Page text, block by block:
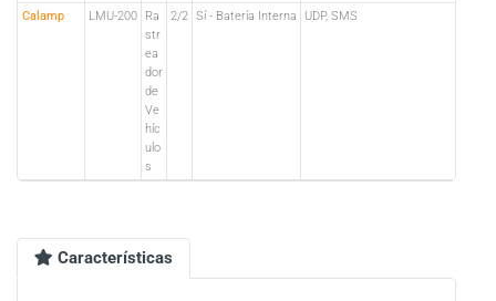
Calamp LMU-200
Ra
str
ea
dor
de
Ve
híc
ulo
s
2/2 Sí - Batería Interna UDP, SMS
Características